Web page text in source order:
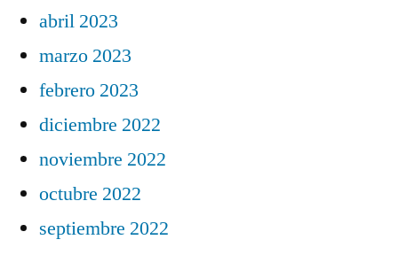
abril 2023
marzo 2023
febrero 2023
diciembre 2022
noviembre 2022
octubre 2022
septiembre 2022